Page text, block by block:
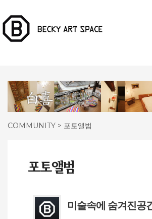
COMMUNITY > 포토앨범
미술속에 숨겨진공